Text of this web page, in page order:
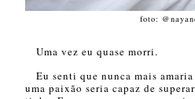
foto:
Uma vez eu quase morri.
Eu senti que nunca mais
uma paixão seria capaz de